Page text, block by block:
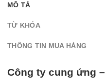
MÔ TẢ
TỪ KHÓA
THÔNG TIN MUA HÀNG
Công ty cung ứng